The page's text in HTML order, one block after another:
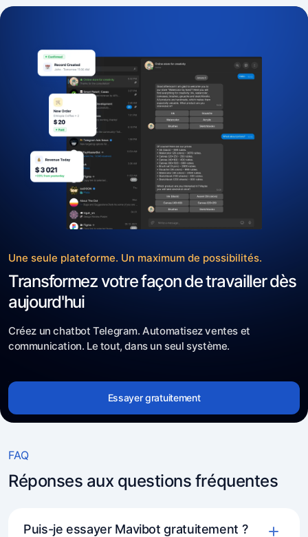
Une seule plateforme. Un maximum de possibilités.
Transformez votre façon de travailler dès
aujourd'hui
Créez un chatbot Telegram. Automatisez ventes et
communication. Le tout, dans un seul système.
Essayer gratuitement
FAQ
Réponses aux questions fréquentes
Puis-je essayer Mavibot gratuitement ?